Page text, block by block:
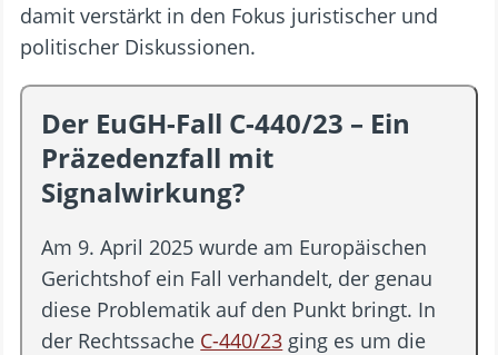
damit verstärkt in den Fokus juristischer und
politischer Diskussionen.
Der EuGH-Fall C-440/23 – Ein
Präzedenzfall mit
Signalwirkung?
Am 9. April 2025 wurde am Europäischen
Gerichtshof ein Fall verhandelt, der genau
diese Problematik auf den Punkt bringt. In
der Rechtssache C-440/23 ging es um die